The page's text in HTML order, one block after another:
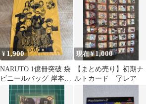
¥ 1,900
NARUTO 1億冊突破 袋
ビニールバッグ 岸本斉
史 レア 希少 非売品
現在 ¥1,000
【まとめ売り】初期ナ
ルトカード 字レア